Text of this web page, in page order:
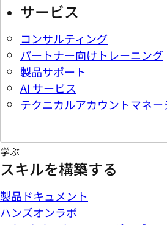
サービス
コンサルティング
パートナー向けトレーニング
製品サポート
AI サービス
テクニカルアカウントマネー
学ぶ
スキルを構築する
製品ドキュメント
ハンズオンラボ